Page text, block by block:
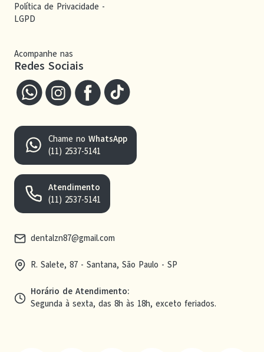
Política de Privacidade -
LGPD
Acompanhe nas
Redes Sociais
Chame no WhatsApp
(11) 2537-5141
Atendimento
(11) 2537-5141
dentalzn87@gmail.com
R. Salete, 87 - Santana, São Paulo - SP
Horário de Atendimento:
Segunda à sexta, das 8h às 18h, exceto feriados.